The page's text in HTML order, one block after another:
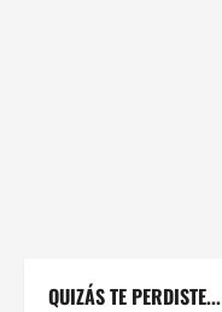
QUIZÁS TE PERDISTE...